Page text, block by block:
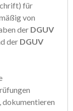
für
von
der DGUV
der DGUV
dokumentieren